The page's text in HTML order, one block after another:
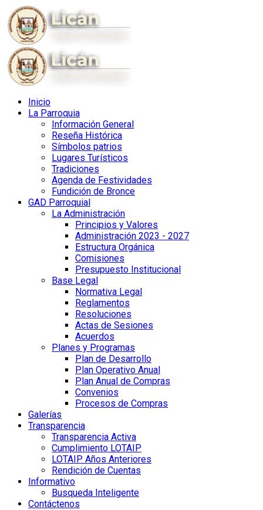
Inicio
La Parroquia
Información General
Reseña Histórica
Símbolos patrios
Lugares Turísticos
Tradiciones
Agenda de Festividades
Fundición de Bronce
GAD Parroquial
La Administración
Principios y Valores
Administración 2023 - 2027
Estructura Orgánica
Comisiones
Presupuesto Institucional
Base Legal
Normativa Legal
Reglamentos
Resoluciones
Actas de Sesiones
Acuerdos
Planes y Programas
Plan de Desarrollo
Plan Operativo Anual
Plan Anual de Compras
Convenios
Procesos de Compras
Galerías
Transparencia
Transparencia Activa
Cumplimiento LOTAIP
LOTAIP Años Anteriores
Rendición de Cuentas
Informativo
Busqueda Inteligente
Contáctenos